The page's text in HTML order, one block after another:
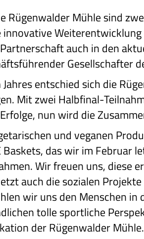
Rügenwalder Mühle sind
auch in den
Gesellschafter
entschied sich die
Mit zwei Halbfinal-
nun wird die
und veganen
Baskets, das wir im Februar
Wir freuen uns, diese
auch die sozialen
wir uns den Menschen
tolle sportliche
der Rügenwalder Mühle.